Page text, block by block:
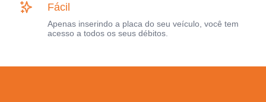
Fácil
Apenas inserindo a placa do seu veículo, você tem
acesso a todos os seus débitos.